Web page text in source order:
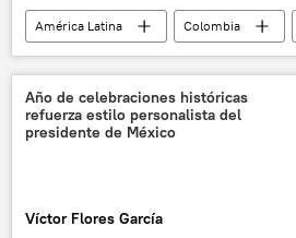
América Latina Colombia
Año de celebraciones históricas
refuerza estilo personalista del
presidente de México
Víctor Flores García